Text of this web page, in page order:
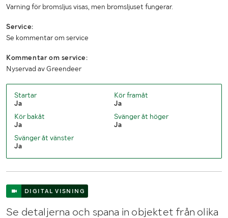
Varning för bromsljus visas, men bromsljuset fungerar.
Service:
Se kommentar om service
Kommentar om service:
Nyservad av Greendeer
Startar
Ja
Kör framåt
Ja
Kör bakåt
Ja
Svänger åt höger
Ja
Svänger åt vänster
Ja
DIGITAL VISNING
Se detaljerna och spana in objektet från olika